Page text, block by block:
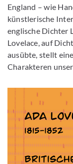
England – wie
künstlerische
englische Dichter
Lovelace, auf
ausübte, stellt
Charakteren